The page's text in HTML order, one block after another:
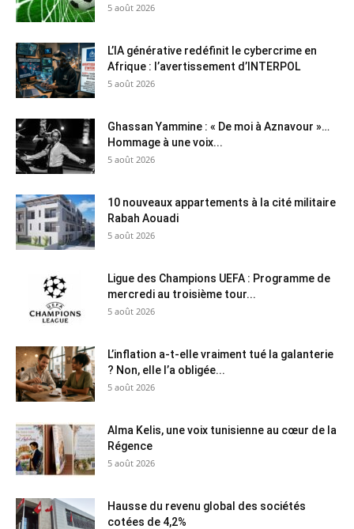
5 août 2026
L’IA générative redéfinit le cybercrime en
Afrique : l’avertissement d’INTERPOL
5 août 2026
Ghassan Yammine : « De moi à Aznavour »…
Hommage à une voix...
5 août 2026
10 nouveaux appartements à la cité militaire
Rabah Aouadi
5 août 2026
Ligue des Champions UEFA : Programme de
mercredi au troisième tour...
5 août 2026
L’inflation a-t-elle vraiment tué la galanterie
? Non, elle l’a obligée...
5 août 2026
Alma Kelis, une voix tunisienne au cœur de la
Régence
5 août 2026
Hausse du revenu global des sociétés
cotées de 4,2%